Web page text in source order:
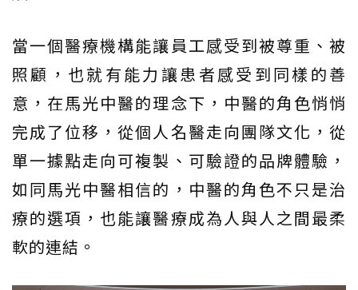
當一個醫療機構能讓員工感受到被尊重、被
照顧，也就有能力讓患者感受到同樣的善
意，在馬光中醫的理念下，中醫的角色悄悄
完成了位移，從個人名醫走向團隊文化，從
單一據點走向可複製、可驗證的品牌體驗，
如同馬光中醫相信的，中醫的角色不只是治
療的選項，也能讓醫療成為人與人之間最柔
軟的連結。